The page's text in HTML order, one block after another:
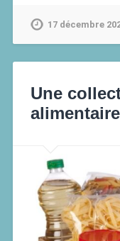
17 décembre
Une